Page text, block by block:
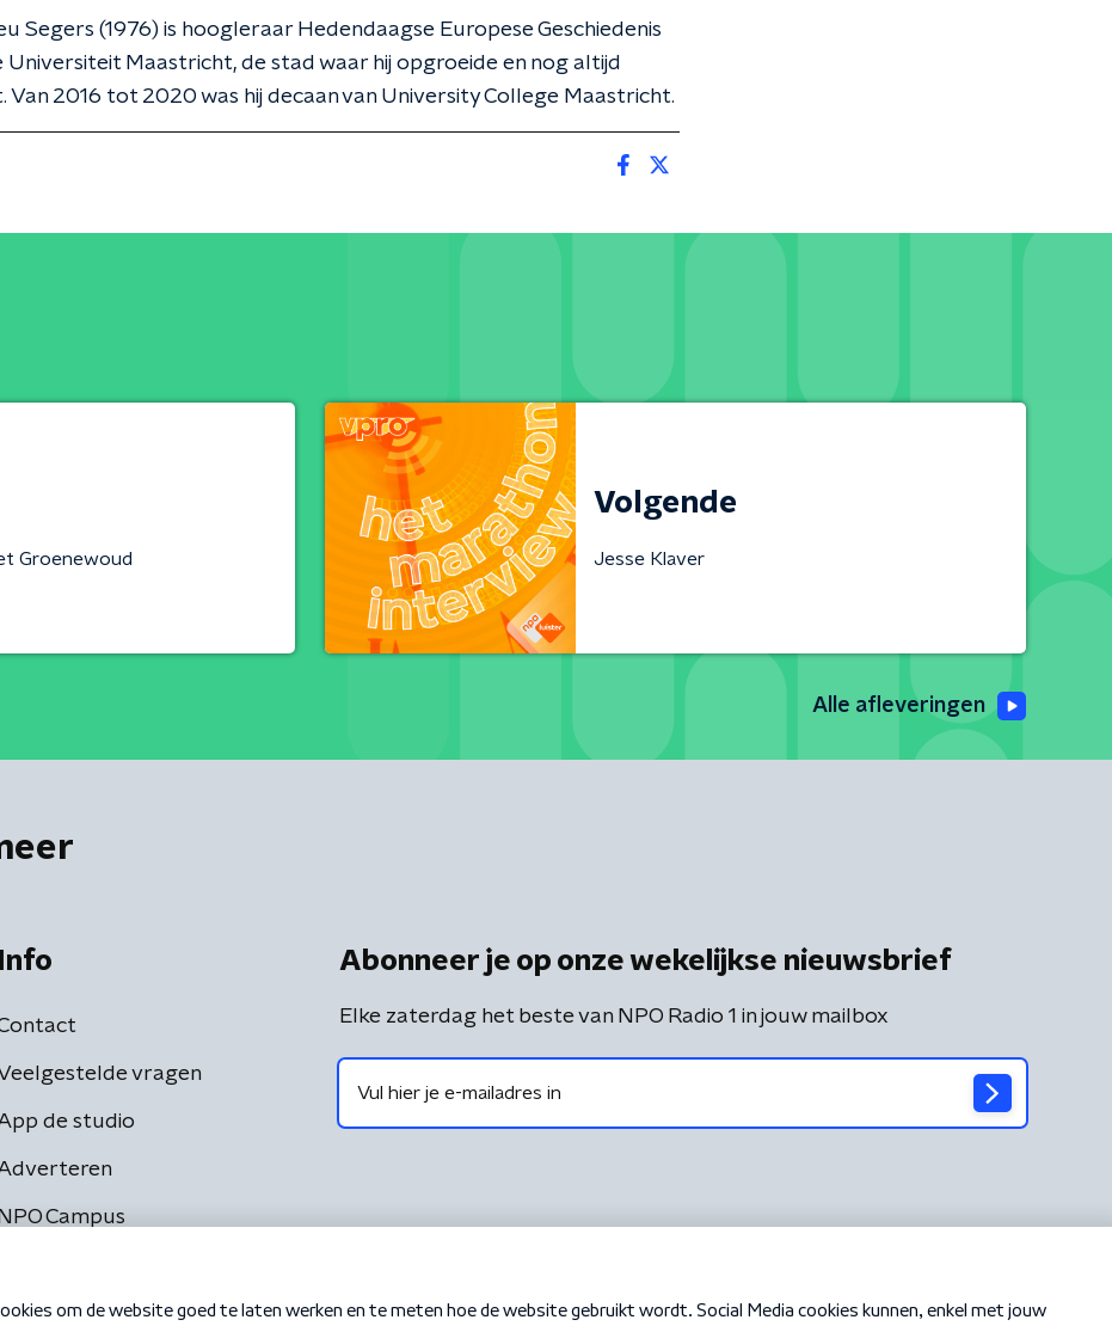
Segers (1976) is hoogleraar Hedendaagse Europese Geschiedenis
Universiteit Maastricht, de stad waar hij opgroeide en nog altijd
Van 2016 tot 2020 was hij decaan van University College Maastricht.
Groenewoud
Volgende
Jesse Klaver
Alle afleveringen
Info
vragen
de studio
NPO Campus
Abonneer je op onze wekelijkse nieuwsbrief
Elke zaterdag het beste van NPO Radio 1 in jouw mailbox